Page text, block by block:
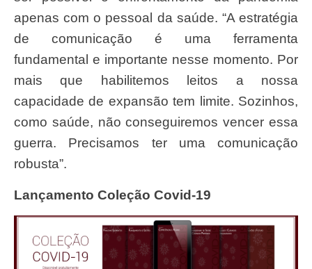
apenas com o pessoal da saúde. “A estratégia
de comunicação é uma ferramenta
fundamental e importante nesse momento. Por
mais que habilitemos leitos a nossa
capacidade de expansão tem limite. Sozinhos,
como saúde, não conseguiremos vencer essa
guerra. Precisamos ter uma comunicação
robusta”.
Lançamento Coleção Covid-19